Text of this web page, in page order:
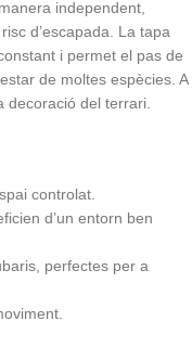
independent,
d’escapada. La tapa
i permet el pas de
de moltes espècies. A
decoració del terrari.
controlat.
d’un entorn ben
perfectes per a